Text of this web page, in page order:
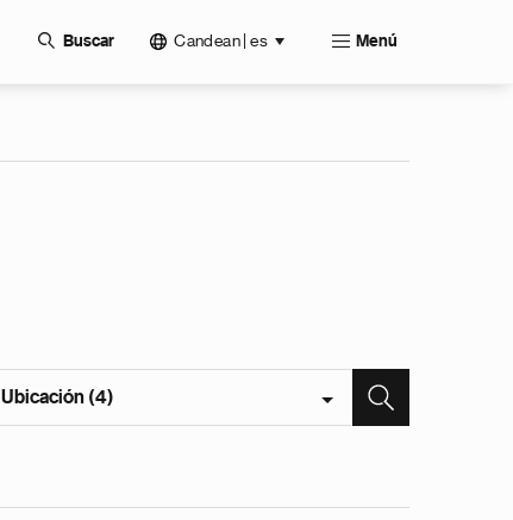
Buscar Candean | es Menú
Ubicación (4)